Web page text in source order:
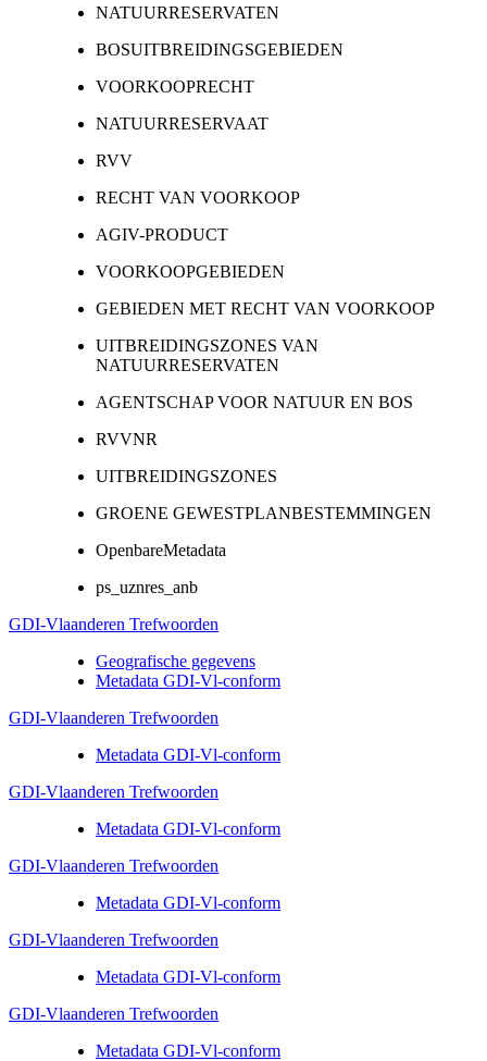
NATUURRESERVATEN
BOSUITBREIDINGSGEBIEDEN
VOORKOOPRECHT
NATUURRESERVAAT
RVV
RECHT VAN VOORKOOP
AGIV-PRODUCT
VOORKOOPGEBIEDEN
GEBIEDEN MET RECHT VAN VOORKOOP
UITBREIDINGSZONES VAN
NATUURRESERVATEN
AGENTSCHAP VOOR NATUUR EN BOS
RVVNR
UITBREIDINGSZONES
GROENE GEWESTPLANBESTEMMINGEN
OpenbareMetadata
ps_uznres_anb
GDI-Vlaanderen Trefwoorden
Geografische gegevens
Metadata GDI-Vl-conform
GDI-Vlaanderen Trefwoorden
Metadata GDI-Vl-conform
GDI-Vlaanderen Trefwoorden
Metadata GDI-Vl-conform
GDI-Vlaanderen Trefwoorden
Metadata GDI-Vl-conform
GDI-Vlaanderen Trefwoorden
Metadata GDI-Vl-conform
GDI-Vlaanderen Trefwoorden
Metadata GDI-Vl-conform